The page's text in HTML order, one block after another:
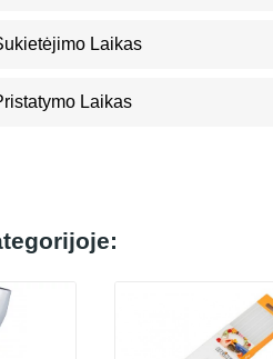
Laikas
Laikas